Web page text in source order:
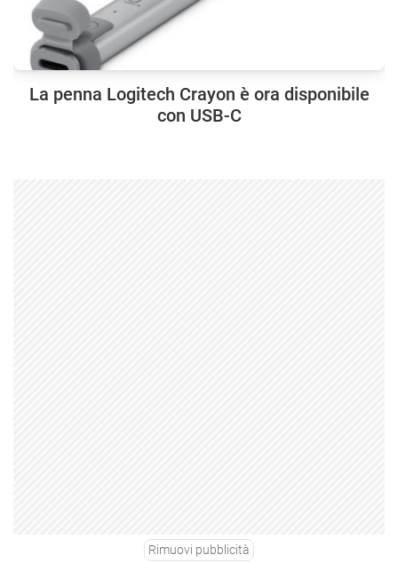
La penna Logitech Crayon è ora disponibile
con USB-C
Rimuovi pubblicità